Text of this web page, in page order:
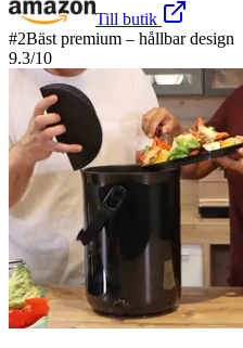
Till butik
#2Bäst premium – hållbar design
9.3/10